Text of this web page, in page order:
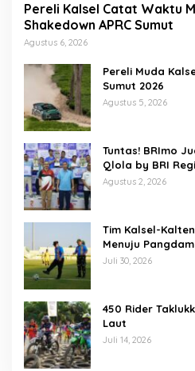
Pereli Kalsel Catat Waktu
Shakedown APRC Sumut
Agustus 6, 2026
Pereli Muda
Sumut 2026
Agustus 5, 2026
Tuntas! BRImo
Qlola by BRI
Agustus 2, 2026
Tim Kalsel-
Menuju
Banjarmasin
Juli 30, 2026
450 Rider
Laut
Juli 14, 2026